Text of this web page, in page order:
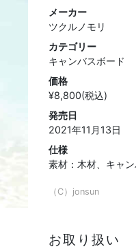
メーカー
ツクルノモリ
カテゴリー
キャンバスボード
価格
¥8,800(税込)
発売日
2021年11月13日
仕様
素材：木材、キャ
（C）jonsun
お取り扱い